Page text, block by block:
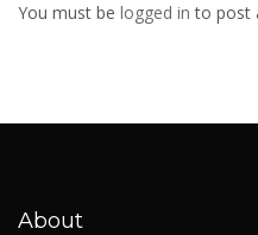
You must be logged in to post
About